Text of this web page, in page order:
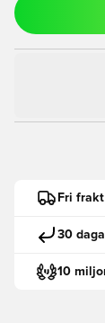
Fri
30
10